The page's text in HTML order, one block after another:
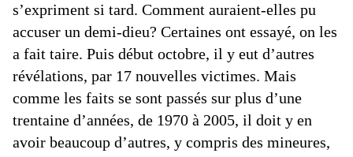
s’expriment si tard. Comment auraient-elles pu
accuser un demi-dieu? Certaines ont essayé, on les
a fait taire. Puis début octobre, il y eut d’autres
révélations, par 17 nouvelles victimes. Mais
comme les faits se sont passés sur plus d’une
trentaine d’années, de 1970 à 2005, il doit y en
avoir beaucoup d’autres, y compris des mineures,